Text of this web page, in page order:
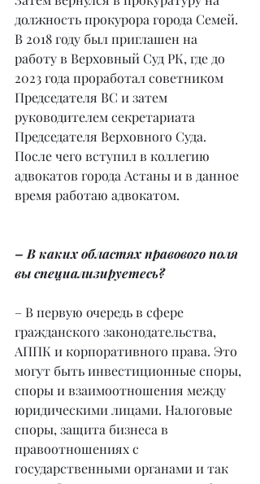
должность прокурора города Семей.
В 2018 году был приглашен на
работу в Верховный Суд РК, где до
2023 года проработал советником
Председателя ВС и затем
руководителем секретариата
Председателя Верховного Суда.
После чего вступил в коллегию
адвокатов города Астаны и в данное
время работаю адвокатом.
– В каких областях правового поля
вы специализируетесь?
– В первую очередь в сфере
гражданского законодательства,
АППК и корпоративного права. Это
могут быть инвестиционные споры,
споры и взаимоотношения между
юридическими лицами. Налоговые
споры, защита бизнеса в
правоотношениях с
государственными органами и так